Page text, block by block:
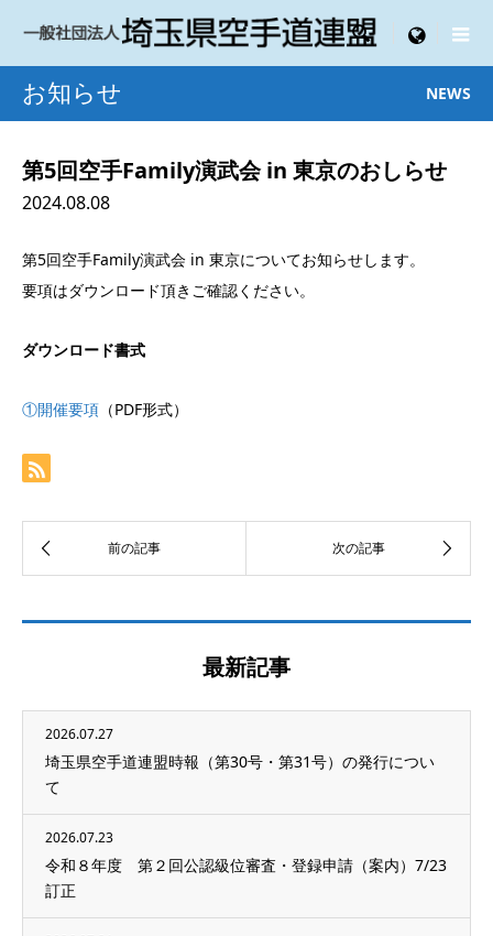
 menu
お知らせ NEWS
第5回空手Family演武会 in 東京のおしらせ
2024.08.08
第5回空手Family演武会 in 東京についてお知らせします。
要項はダウンロード頂きご確認ください。
ダウンロード書式
①開催要項 （PDF形式）
最新記事
2026.07.27
埼玉県空手道連盟時報（第30号・第31号）の発行につい
て
2026.07.23
令和８年度 第２回公認級位審査・登録申請（案内）7/23
訂正